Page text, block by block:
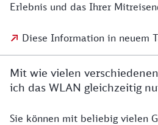
Erlebnis und das Ihrer
Diese Information in neuem
Mit wie vielen
ich das WLAN gleichzeitig
Sie können mit beliebig vielen